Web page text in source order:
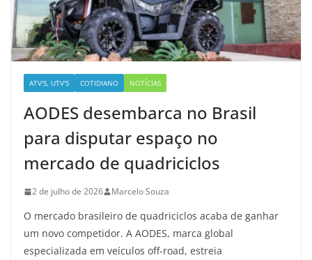
ATV'S, UTV'S COTIDIANO NOTÍCIAS
AODES desembarca no Brasil
para disputar espaço no
mercado de quadriciclos
2 de julho de 2026 Marcelo Souza
O mercado brasileiro de quadriciclos acaba de ganhar
um novo competidor. A AODES, marca global
especializada em veículos off-road, estreia